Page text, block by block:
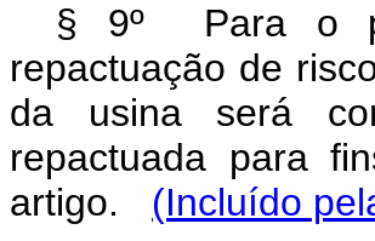
§ 9º Para o
repactuação de
da usina será
repactuada para
artigo. (Incluído